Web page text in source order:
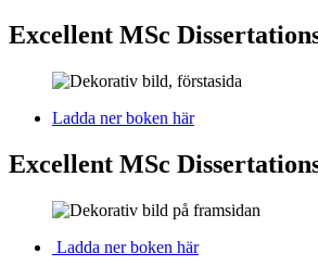
Excellent MSc
Ladda ner boken här
Excellent MSc
Ladda ner boken här